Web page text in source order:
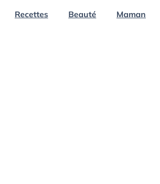
Recettes Beauté Maman